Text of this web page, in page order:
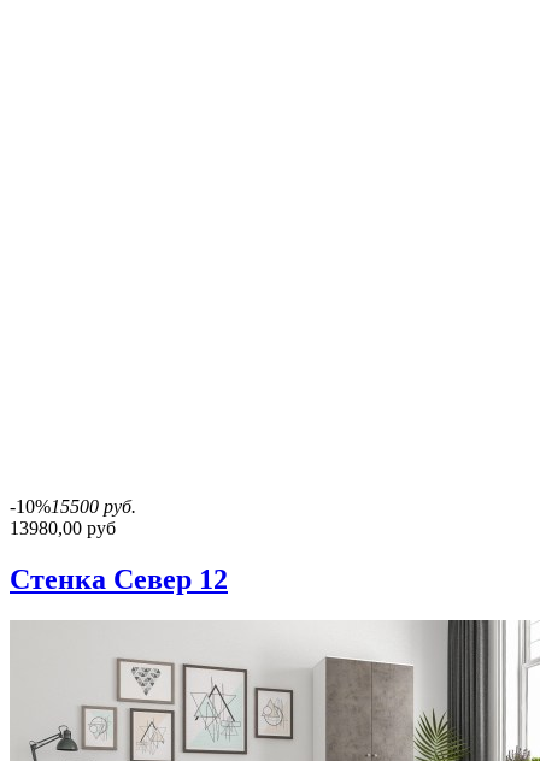
-10%15500 руб.
13980,00 руб
Стенка Север 12